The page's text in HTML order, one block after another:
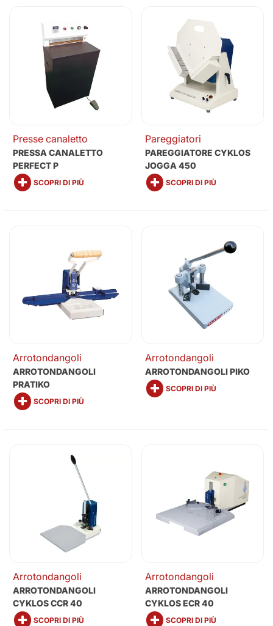
Presse canaletto
PRESSA CANALETTO
PERFECT P
SCOPRI DI PIÙ
Pareggiatori
PAREGGIATORE CYKLOS
JOGGA 450
SCOPRI DI PIÙ
Arrotondangoli
ARROTONDANGOLI
PRATIKO
SCOPRI DI PIÙ
Arrotondangoli
ARROTONDANGOLI PIKO
SCOPRI DI PIÙ
Arrotondangoli
ARROTONDANGOLI
CYKLOS CCR 40
SCOPRI DI PIÙ
Arrotondangoli
ARROTONDANGOLI
CYKLOS ECR 40
SCOPRI DI PIÙ